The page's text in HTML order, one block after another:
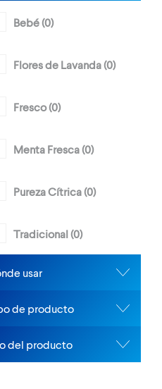
Bebé (0)
Flores de Lavanda (0)
Fresco (0)
Menta Fresca (0)
Pureza Cítrica (0)
Tradicional (0)
usar
de producto
del producto